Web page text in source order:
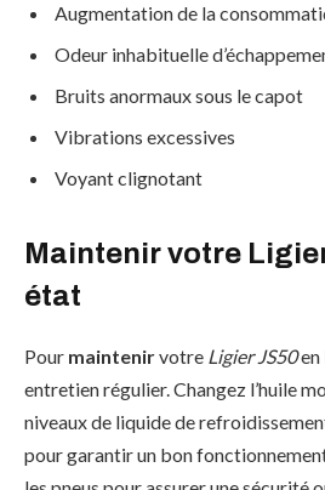
Augmentation de la
Odeur inhabituelle
Bruits anormaux sous le capot
Vibrations excessives
Voyant clignotant
Maintenir votre
état
Pour maintenirvotre Ligier JS50en
entretien régulier. Changez l’huile
niveaux de liquide de
pour garantir un bon